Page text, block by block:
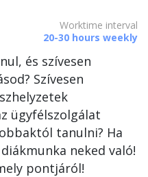
Worktime interval
20-30 hours weekly
és szívesen
Szívesen
ügyfélszolgálat
tanulni? Ha
neked való!
pontjáról!